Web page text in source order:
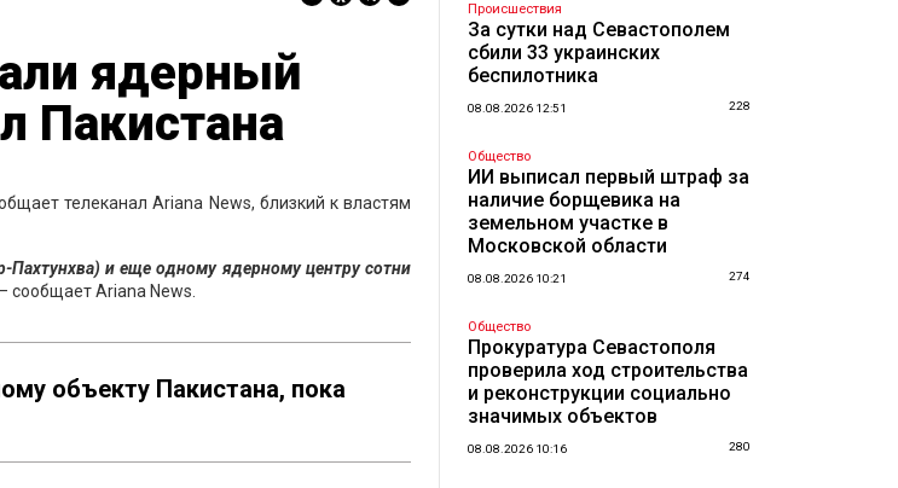
ядерный
Пакистана
телеканал Ariana News, близкий к властям
и еще одному ядерному центру сотни
сообщает Ariana News.
объекту Пакистана, пока
Происшествия
За сутки над Севастополем
сбили 33 украинских
беспилотника
08.08.2026 12:51 228
Общество
ИИ выписал первый штраф за
наличие борщевика на
земельном участке в
Московской области
08.08.2026 10:21 274
Общество
Прокуратура Севастополя
проверила ход строительства
и реконструкции социально
значимых объектов
08.08.2026 10:16 280